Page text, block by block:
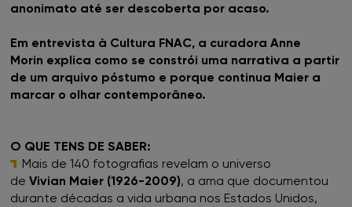
anonimato até ser descoberta por acaso.
Em entrevista à Cultura FNAC, a curadora Anne
Morin explica como se constrói uma narrativa a partir
de um arquivo póstumo e porque continua Maier a
marcar o olhar contemporâneo.
O QUE TENS DE SABER:
Mais de 140 fotografias revelam o universo
deVivian Maier (1926-2009), a ama que documentou
durante décadas a vida urbana nos Estados Unidos,